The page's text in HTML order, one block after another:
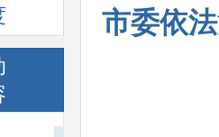
市委依